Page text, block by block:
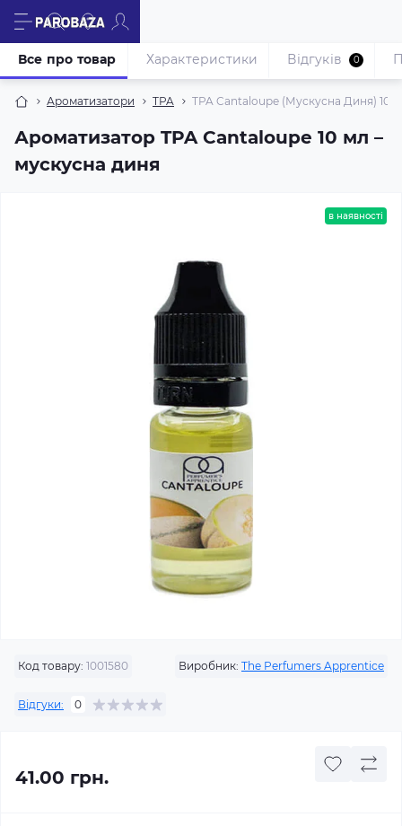
Ароматизатори TPA TPA Cantaloupe (Мускусна Диня) 10
Ароматизатор TPA Cantaloupe 10 мл –
мускусна диня
Все про товар Характеристики Відгуків 0
в наявності
Код товару: 1001580 Виробник: The Perfumers Apprentice
Відгуки: 0
41.00 грн.